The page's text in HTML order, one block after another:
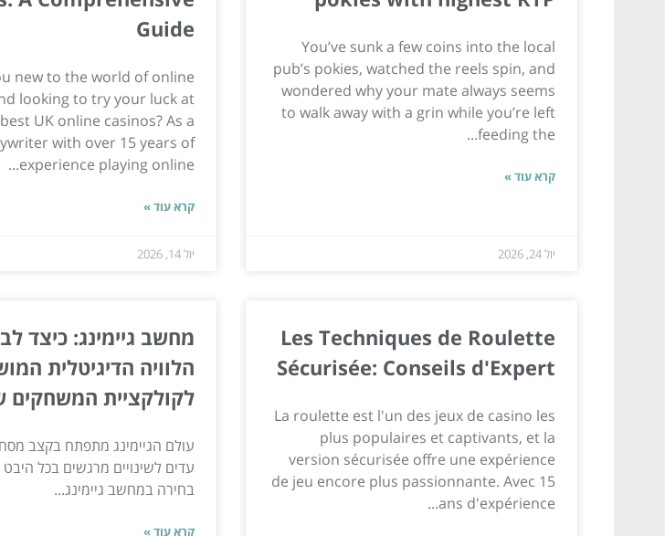
You’ve sunk a few coins into the local
pub’s pokies, watched the reels spin, and
wondered why your mate always seems
to walk away with a grin while you’re left
feeding the...
קרא עוד »
יול 24, 2026
Guide
new to the world of online
looking to try your luck at
UK online casinos? As a
with over 15 years of
experience playing online...
קרא עוד »
יול 14, 2026
Les Techniques de Roulette
Sécurisée: Conseils d'Expert
La roulette est l'un des jeux de casino les
plus populaires et captivants, et la
version sécurisée offre une expérience
de jeu encore plus passionnante. Avec 15
ans d'expérience...
מחשב גיימינג: כיצד
הלוויה הדיגיטלית
לקולקציית המשחקים
עולם הגיימינג מתפתח בקצב
עדים לשינויים מרגשים בכל
בחירה במחשב גיימינג...
קרא עוד »